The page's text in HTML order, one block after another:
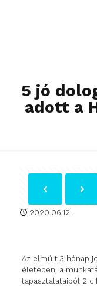
5 jó
adott a
2020.06.12.
Az elmúlt 3 hónap
életében, a
tapasztalataiból 2